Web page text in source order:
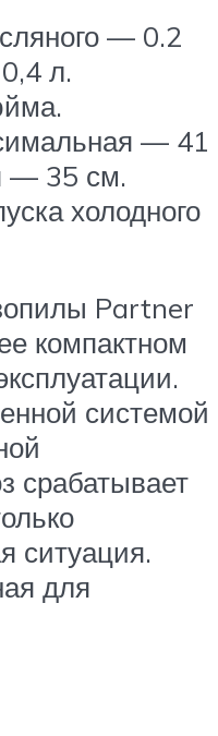
— 0.2
л.
— 41
— 35 см.
холодного
Partner
компактном
системой
срабатывает
ситуация.
для